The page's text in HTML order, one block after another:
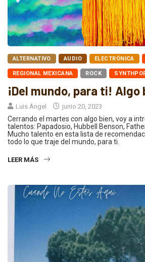
ALTERNATIVO AUDIO ELECTRÓNICA
REGIONAL MEXICANA ROCK
¡Del mundo, para ti! Algo
Luis Ángel junio 20, 2023
Cerrando el martes con algo bien, voy a
talentos: Papadosio, Hubbell Benson,
Mucho talento en esta lista de
todo lo que traje del mundo, para ti.
LEER MÁS